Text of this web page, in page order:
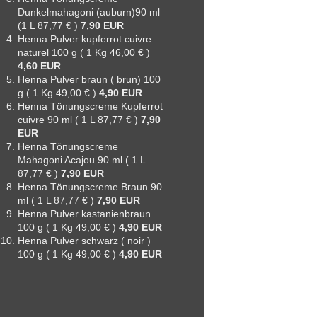
Dunkelmahagoni (auburn)90 ml
(1 L 87,77 € )7,90 EUR
Henna Pulver kupferrot cuivre
naturel 100 g ( 1 Kg 46,00 € )
4,60 EUR
Henna Pulver braun ( brun) 100
g ( 1 Kg 49,00 € )4,90 EUR
Henna Tönungscreme Kupferrot
cuivre 90 ml ( 1 L 87,77 € )7,90
EUR
Henna Tönungscreme
Mahagoni Acajou 90 ml ( 1 L
87,77 € )7,90 EUR
Henna Tönungscreme Braun 90
ml ( 1 L 87,77 € )7,90 EUR
Henna Pulver kastanienbraun
100 g ( 1 Kg 49,00 € )4,90 EUR
Henna Pulver schwarz ( noir )
100 g ( 1 Kg 49,00 € )4,90 EUR